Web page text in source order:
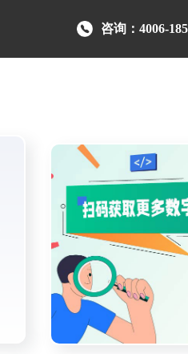
咨询：4006-